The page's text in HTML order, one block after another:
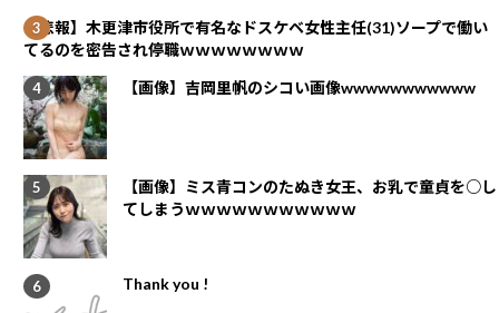
【悲報】木更津市役所で有名なドスケベ女性主任(31)ソープで働い
てるのを密告され停職ｗｗｗｗｗｗｗｗ
【画像】吉岡里帆のシコい画像wwwwwwwwwww
【画像】ミス青コンのたぬき女王、お乳で童貞を○し
てしまうｗｗｗｗｗｗｗｗｗｗｗ
Thank you !